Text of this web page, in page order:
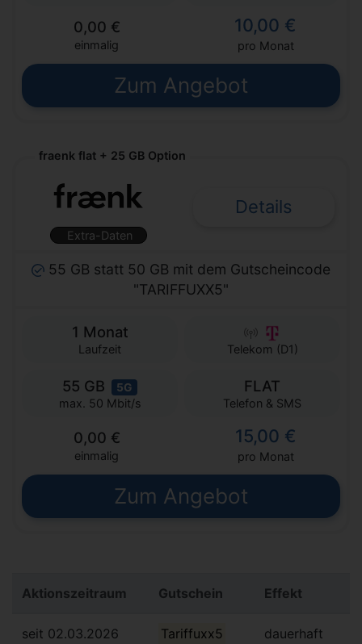
0,00 €
einmalig
10,00 €
pro Monat
Zum Angebot
fraenk flat + 25 GB Option
Extra-Daten
Details
55 GB statt 50 GB mit dem Gutscheincode
"TARIFFUXX5"
1 Monat
Laufzeit Telekom (D1)
55 GB 5G
max. 50 Mbit/s
FLAT
Telefon & SMS
0,00 €
einmalig
15,00 €
pro Monat
Zum Angebot
Aktionszeitraum Gutschein Effekt
seit 02.03.2026 Tariffuxx5
dauerhaft